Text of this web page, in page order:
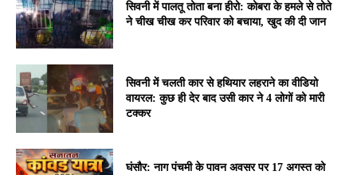
सिवनी में पालतू तोता बना हीरो: कोबरा के हमले से तोते
ने चीख चीख कर परिवार को बचाया, खुद की दी जान
सिवनी में चलती कार से हथियार लहराने का वीडियो
वायरल: कुछ ही देर बाद उसी कार ने 4 लोगों को मारी
टक्कर
घंसौर: नाग पंचमी के पावन अवसर पर 17 अगस्त को